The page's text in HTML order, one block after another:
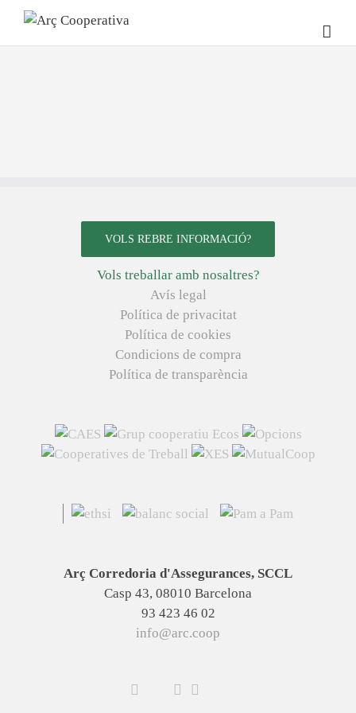
VOLS REBRE INFORMACIÓ?
Vols treballar amb nosaltres?
Avís legal
Política de privacitat
Política de cookies
Condicions de compra
Política de transparència
Arç Corredoria d'Assegurances, SCCL
Casp 43, 08010 Barcelona
93 423 46 02
info@arc.coop